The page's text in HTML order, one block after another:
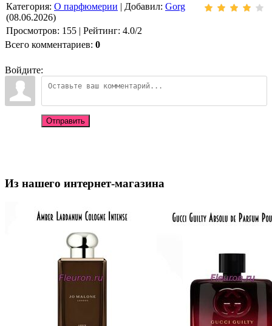
Категория: О парфюмерии | Добавил: Gorg
(08.06.2026)
Просмотров: 155 | Рейтинг: 4.0/2
Всего комментариев: 0
Войдите:
Отправить
Из нашего интернет-магазина